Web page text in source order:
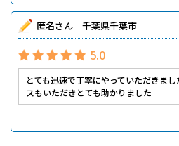
匿名さん 千葉県千葉市
5.0
とても迅速で丁寧にやっていただきま
スもいただきとても助かりました